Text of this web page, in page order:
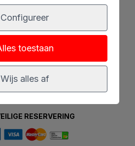
RESERVERING
Configureer
toestaan
Wijs alles af